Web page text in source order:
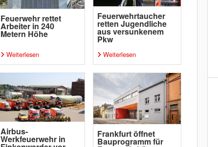
Feuerwehr rettet
Arbeiter in 240
Metern Höhe
Weiterlesen
Feuerwehrtaucher
retten Jugendliche
aus versunkenem
Pkw
Weiterlesen
Airbus-
Werkfeuerwehr in Frankfurt öffnet
Bauprogramm für